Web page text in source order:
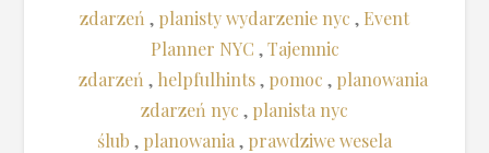
zdarzeń , planisty wydarzenie nyc , Event
Planner NYC ,Tajemnic
zdarzeń , helpfulhints, pomoc , planowania
zdarzeń nyc , planista nyc
ślub , planowania , prawdziwe wesela